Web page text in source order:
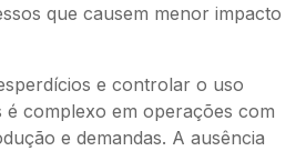
que causem menor impacto
e controlar o uso
é complexo em operações com
e demandas. A ausência